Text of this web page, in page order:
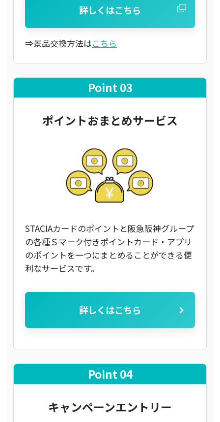
詳しくはこちら
⇒景品交換方法はこちら
Point 03
ポイントおまとめサービス
STACIAカードのポイントと阪急阪神グループ
の各種Ｓマーク付きポイントカード・アプリ
のポイントを一つにまとめることができる便
利なサービスです。
詳しくはこちら
Point 04
キャンペーンエントリー